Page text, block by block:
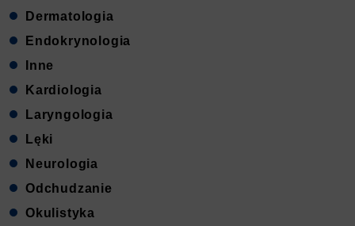
Dermatologia
Endokrynologia
Inne
Kardiologia
Laryngologia
Lęki
Neurologia
Odchudzanie
Okulistyka